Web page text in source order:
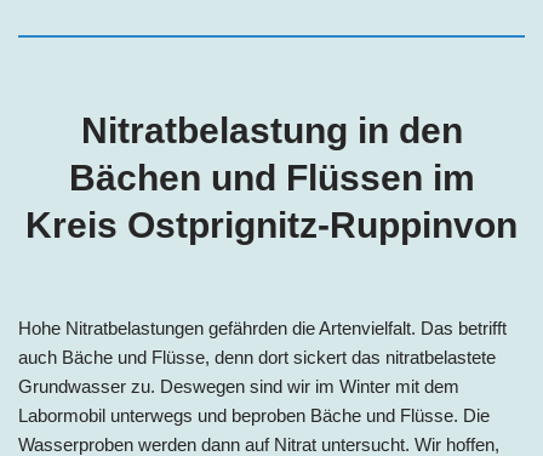
Nitratbelastung in den
Bächen und Flüssen im
Kreis Ostprignitz-Ruppinvon
Hohe Nitratbelastungen gefährden die Artenvielfalt. Das betrifft
auch Bäche und Flüsse, denn dort sickert das nitratbelastete
Grundwasser zu. Deswegen sind wir im Winter mit dem
Labormobil unterwegs und beproben Bäche und Flüsse. Die
Wasserproben werden dann auf Nitrat untersucht. Wir hoffen,